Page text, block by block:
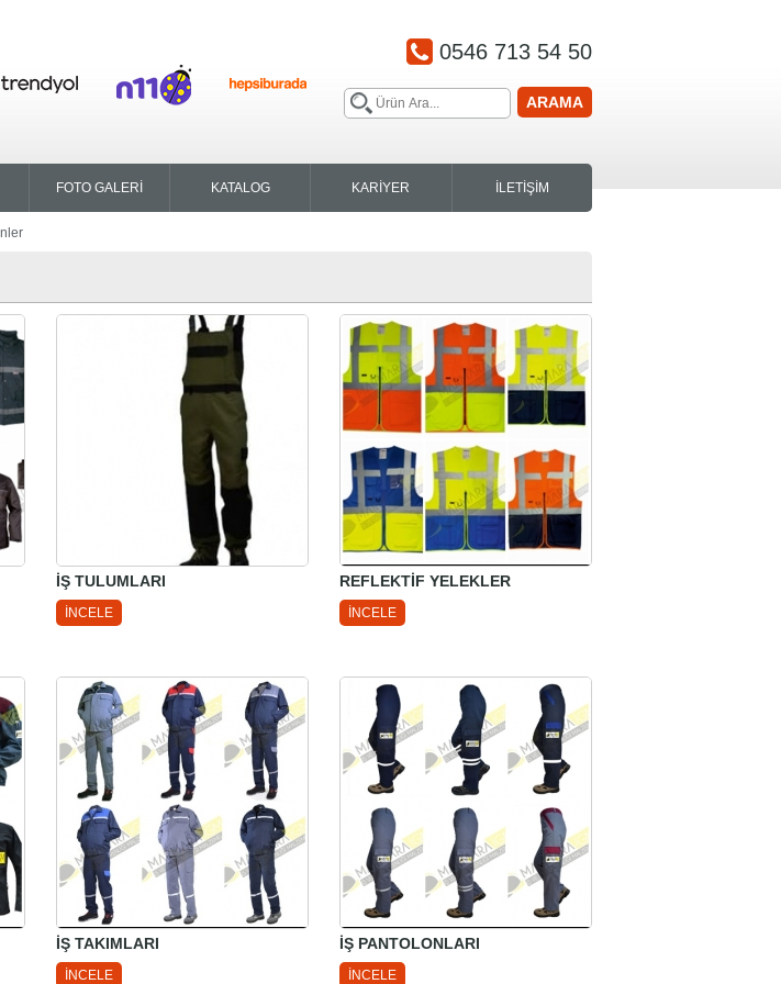
0546 713 54 50
ARAMA
FOTO GALERİ KATALOG KARİYER İLETİŞİM
İŞ TULUMLARI
İNCELE
REFLEKTİF YELEKLER
İNCELE
İŞ TAKIMLARI
İNCELE
İŞ PANTOLONLARI
İNCELE